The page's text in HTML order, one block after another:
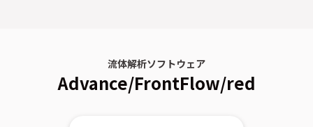
流体解析ソフトウェア
Advance/FrontFlow/red